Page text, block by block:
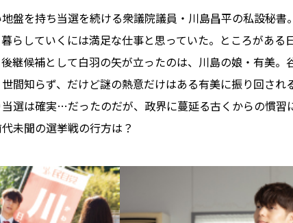
盤を持ち当選を続ける衆議院議員・川島昌平の私設秘
らしていくには満足な仕事と思っていた。ところがある
継候補として白羽の矢が立ったのは、川島の娘・有美。
間知らず、だけど謎の熱意だけはある有美に振り回され
選は確実…だったのだが、政界に蔓延る古くからの慣習
未聞の選挙戦の行方は？